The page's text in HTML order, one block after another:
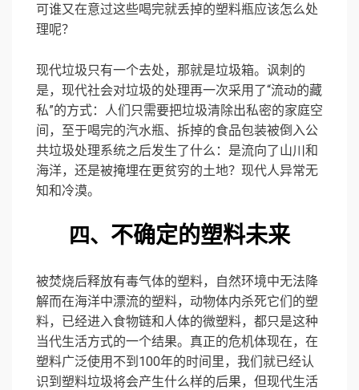
可谁又在意过这些喝完就丢掉的塑料瓶应该怎么处
理呢？
现代垃圾只有一个去处，那就是垃圾箱。讽刺的
是，现代社会对垃圾的处理再一次采用了“流动的藏
私”的方式：人们只需要把垃圾清除出私密的家庭空
间，至于喝完的汽水瓶、拆掉的食品包装被倒入公
共垃圾处理系统之后发生了什么：是流向了山川和
海洋，还是被掩埋在更贫穷的土地？现代人异常无
知和冷漠。
四、 不确定的塑料未来
被焚烧后释放有毒气体的塑料，自然环境中无法降
解而在海洋中漂流的塑料，动物体内杀死它们的塑
料，已经进入食物链和人体的微塑料，都只是这种
当代生活方式的一个结果。真正的危机体现在，在
塑料广泛使用不到100年的时间里，我们就已经认
识到塑料垃圾将会产生什么样的后果，但现代生活